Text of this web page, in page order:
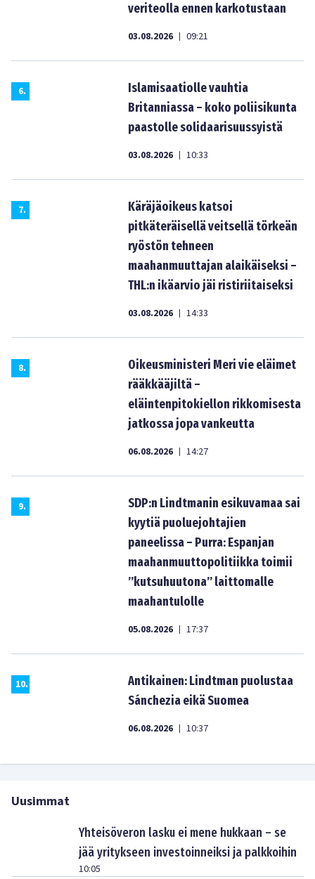
veriteolla ennen karkotustaan
03.08.2026 | 09:21
6.
Islamisaatiolle vauhtia
Britanniassa – koko poliisikunta
paastolle solidaarisuussyistä
03.08.2026 | 10:33
7.
Käräjäoikeus katsoi
pitkäteräisellä veitsellä törkeän
ryöstön tehneen
maahanmuuttajan alaikäiseksi –
THL:n ikäarvio jäi ristiriitaiseksi
03.08.2026 | 14:33
8.
Oikeusministeri Meri vie eläimet
rääkkääjiltä –
eläintenpitokiellon rikkomisesta
jatkossa jopa vankeutta
06.08.2026 | 14:27
9.
SDP:n Lindtmanin esikuvamaa sai
kyytiä puoluejohtajien
paneelissa – Purra: Espanjan
maahanmuuttopolitiikka toimii
”kutsuhuutona” laittomalle
maahantulolle
05.08.2026 | 17:37
10.
Antikainen: Lindtman puolustaa
Sánchezia eikä Suomea
06.08.2026 | 10:37
Uusimmat
Yhteisöveron lasku ei mene hukkaan – se
jää yritykseen investoinneiksi ja palkkoihin
10:05